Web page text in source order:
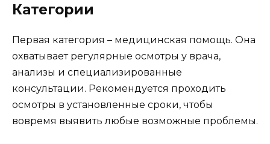
Категории
Первая категория – медицинская помощь. Она
охватывает регулярные осмотры у врача,
анализы и специализированные
консультации. Рекомендуется проходить
осмотры в установленные сроки, чтобы
вовремя выявить любые возможные проблемы.